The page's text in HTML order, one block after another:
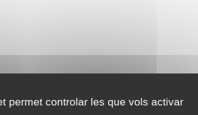
permet controlar les que vols activar